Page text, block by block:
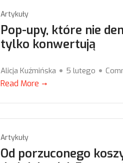
Artykuły
Pop-upy, które nie
tylko konwertują
Alicja Kuźmińska 5 lutego
Read More
Artykuły
Od porzuconego